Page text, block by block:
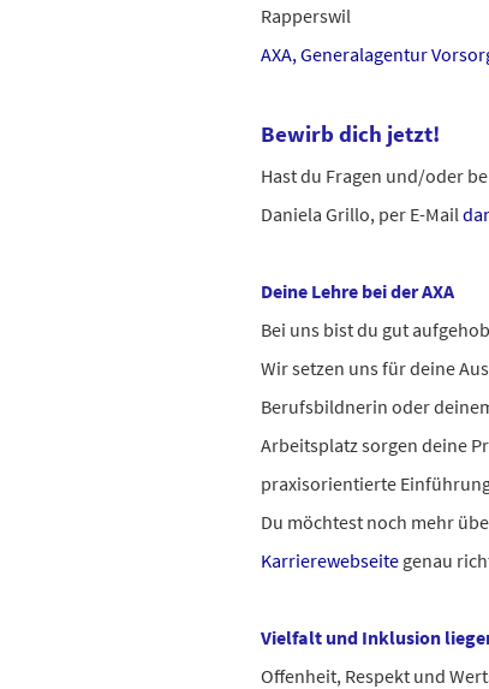
Rapperswil
AXA, Generalagentur
Bewirb dich jetzt!
Hast du Fragen und/oder
Daniela Grillo, per E-Mail
Deine Lehre bei der AXA
Bei uns bist du gut
Wir setzen uns für deine
Berufsbildnerin oder
Arbeitsplatz sorgen deine
praxisorientierte
Du möchtest noch mehr
Karrierewebseite genau
Vielfalt und Inklusion
Offenheit, Respekt und